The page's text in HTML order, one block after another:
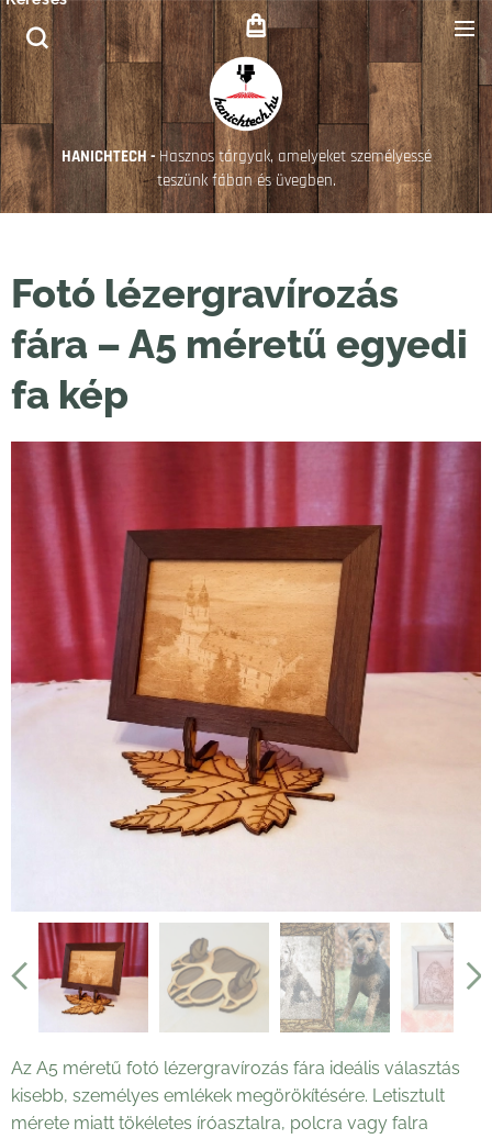
HANICHTECH - Hasznos tárgyak, amelyeket személyessé
teszünk fában és üvegben.
Fotó lézergravírozás
fára – A5 méretű egyedi
fa kép
Az A5 méretű fotó lézergravírozás fára ideális választás
kisebb, személyes emlékek megörökítésére. Letisztult
mérete miatt tökéletes íróasztalra, polcra vagy falra